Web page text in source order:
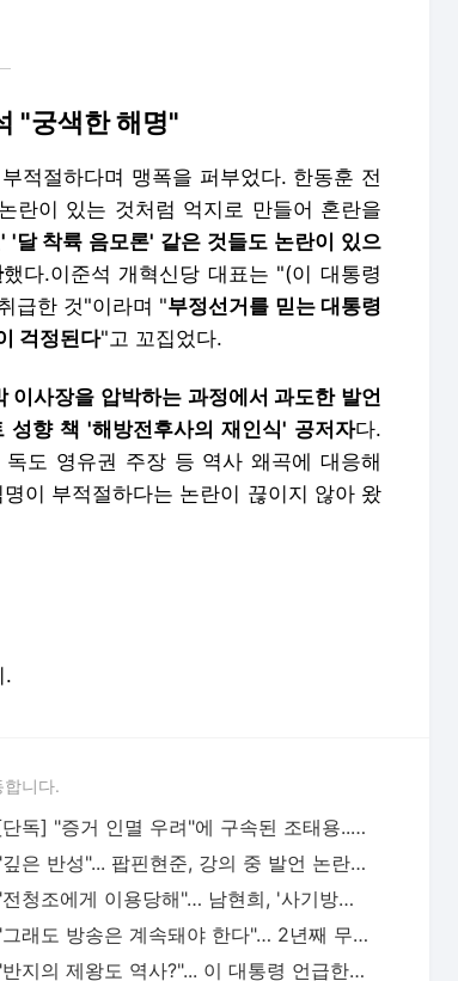
"궁색한 해명"
적절하다며 맹폭을 퍼부었다. 한동훈 전
란이 있는 것처럼 억지로 만들어 혼란을
'달 착륙 음모론' 같은 것들도 논란이 있으
했다.이준석 개혁신당 대표는 "(이 대통령
급한 것"이라며 "부정선거를 믿는 대통령
걱정된다"고 꼬집었다.
이사장을 압박하는 과정에서 과도한 발언
성향 책 '해방전후사의 재인식' 공저자다.
도 영유권 주장 등 역사 왜곡에 대응해
이 부적절하다는 논란이 끊이지 않아 왔
.
니다.
[단독] "증거 인멸 우려"에 구속된 조태용...특검 조사 후 측근에 건넨 메모가 결정타 | 한국일보
"깊은 반성"... 팝핀현준, 강의 중 발언 논란에 교수직 사임 | 한국일보
"전청조에게 이용당해"… 남현희, '사기방조' 혐의 벗었다 | 한국일보
"그래도 방송은 계속돼야 한다"… 2년째 무급에도 그들이 TBS를 지키는 이유 | 한국일보
"반지의 제왕도 역사?"... 이 대통령 언급한 '환단고기'가 뭐길래 | 한국일보